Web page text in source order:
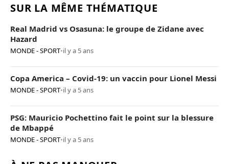
SUR LA MÊME THÉMATIQUE
Real Madrid vs Osasuna: le groupe de Zidane avec
Hazard
MONDE - SPORT•il y a 5 ans
Copa America – Covid-19: un vaccin pour Lionel Messi
MONDE - SPORT•il y a 5 ans
PSG: Mauricio Pochettino fait le point sur la blessure
de Mbappé
MONDE - SPORT•il y a 5 ans